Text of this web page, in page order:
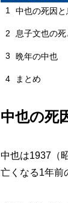
1 中也の死因
2 息子文也の
3 晩年の中也
4 まとめ
中也の死
中也は1937（
亡くなる1年前